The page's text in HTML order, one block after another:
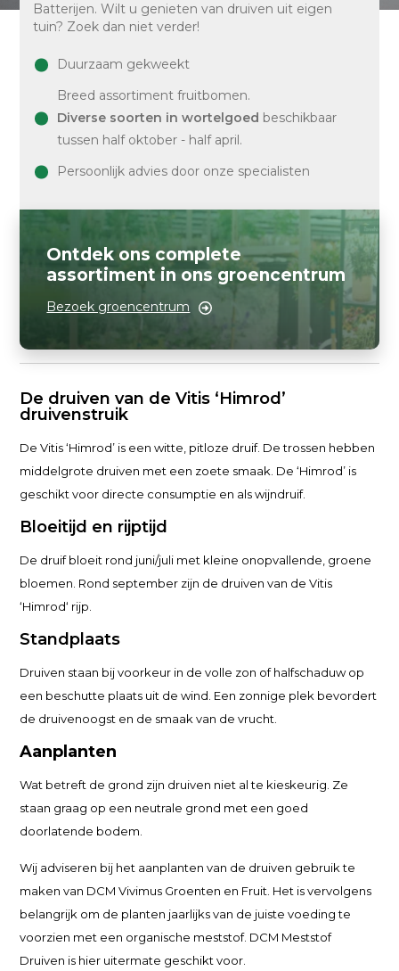
Batterijen. Wilt u genieten van druiven uit eigen
tuin? Zoek dan niet verder!
Duurzaam gekweekt
Breed assortiment fruitbomen.
Diverse soorten in wortelgoed beschikbaar
tussen half oktober - half april.
Persoonlijk advies door onze specialisten
Ontdek ons complete
assortiment in ons groencentrum
Bezoek groencentrum
De druiven van de Vitis ‘Himrod’
druivenstruik
De Vitis ‘Himrod’ is een witte, pitloze druif. De trossen hebben
middelgrote druiven met een zoete smaak. De ‘Himrod’ is
geschikt voor directe consumptie en als wijndruif.
Bloeitijd en rijptijd
De druif bloeit rond juni/juli met kleine onopvallende, groene
bloemen. Rond september zijn de druiven van de Vitis
‘Himrod‘ rijp.
Standplaats
Druiven staan bij voorkeur in de volle zon of halfschaduw op
een beschutte plaats uit de wind. Een zonnige plek bevordert
de druivenoogst en de smaak van de vrucht.
Aanplanten
Wat betreft de grond zijn druiven niet al te kieskeurig. Ze
staan graag op een neutrale grond met een goed
doorlatende bodem.
Wij adviseren bij het aanplanten van de druiven gebruik te
maken van DCM Vivimus Groenten en Fruit. Het is vervolgens
belangrijk om de planten jaarlijks van de juiste voeding te
voorzien met een organische meststof. DCM Meststof
Druiven is hier uitermate geschikt voor.